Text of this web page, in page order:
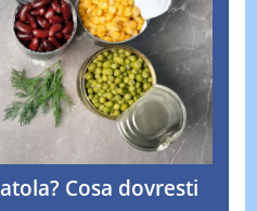
Cosa dovresti